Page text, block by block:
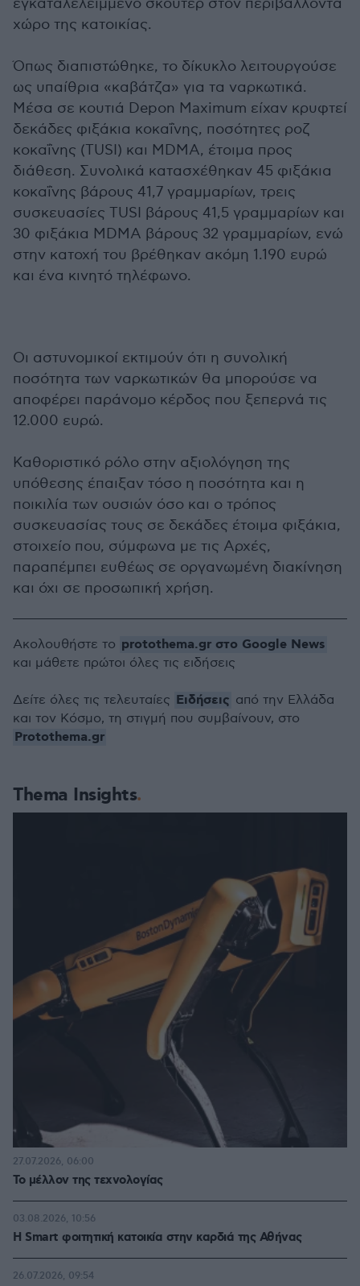
εγκαταλελειμμένο σκούτερ στον περιβάλλοντα
χώρο της κατοικίας.
Όπως διαπιστώθηκε, το δίκυκλο λειτουργούσε
ως υπαίθρια «καβάτζα» για τα ναρκωτικά.
Μέσα σε κουτιά Depon Maximum είχαν κρυφτεί
δεκάδες φιξάκια κοκαΐνης, ποσότητες ροζ
κοκαΐνης (TUSI) και MDMA, έτοιμα προς
διάθεση. Συνολικά κατασχέθηκαν 45 φιξάκια
κοκαΐνης βάρους 41,7 γραμμαρίων, τρεις
συσκευασίες TUSI βάρους 41,5 γραμμαρίων και
30 φιξάκια MDMA βάρους 32 γραμμαρίων, ενώ
στην κατοχή του βρέθηκαν ακόμη 1.190 ευρώ
και ένα κινητό τηλέφωνο.
Οι αστυνομικοί εκτιμούν ότι η συνολική
ποσότητα των ναρκωτικών θα μπορούσε να
αποφέρει παράνομο κέρδος που ξεπερνά τις
12.000 ευρώ.
Καθοριστικό ρόλο στην αξιολόγηση της
υπόθεσης έπαιξαν τόσο η ποσότητα και η
ποικιλία των ουσιών όσο και ο τρόπος
συσκευασίας τους σε δεκάδες έτοιμα φιξάκια,
στοιχείο που, σύμφωνα με τις Αρχές,
παραπέμπει ευθέως σε οργανωμένη διακίνηση
και όχι σε προσωπική χρήση.
Thema Insights
Το μέλλον της τεχνολογίας
27.07.2026, 06:00
Η Smart φοιτητική κατοικία στην καρδιά της Αθήνας
03.08.2026, 10:56
26.07.2026, 09:54
Ακολουθήστε το protothema.gr στο Google News
και μάθετε πρώτοι όλες τις ειδήσεις
Δείτε όλες τις τελευταίες Ειδήσεις από την Ελλάδα
και τον Κόσμο, τη στιγμή που συμβαίνουν, στο
Protothema.gr